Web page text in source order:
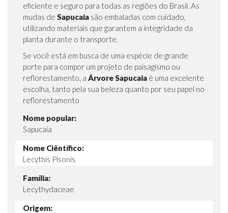
eficiente e seguro para todas as regiões do Brasil. As
mudas de Sapucaia são embaladas com cuidado,
utilizando materiais que garantem a integridade da
planta durante o transporte.
Se você está em busca de uma espécie de grande
porte para compor um projeto de paisagismo ou
reflorestamento, a ÁrvoreSapucaia é uma excelente
escolha, tanto pela sua beleza quanto por seu papel no
reflorestamento
Nome popular:
Sapucaia
Nome Ciêntífico:
Lecythis Pisonis
Família:
Lecythydaceae
Origem: